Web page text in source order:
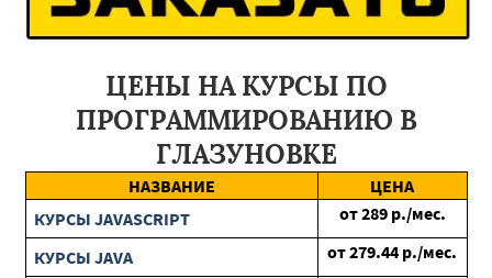
Высоковск Измайлово Краснозаводск Дедовск
Павловский Посад Зарайск Красноармейск Ногинск
Райчихинск Бурея Сковородино Новобурейский
Шимановск
Циолковский Ерофей Павлович
Белогорск Благовещенск Зея Завитинск Экимчан
Валуйки Яковлевка Северное
Строитель Вейделевка Ракитное Губкин Шебекино
Ивня Чернянка
ЦЕНЫ НА КУРСЫ ПО
ПРОГРАММИРОВАНИЮ В
ГЛАЗУНОВКЕ
НАЗВАНИЕ
ЦЕНА
КУРСЫ JAVASCRIPT
от289 р./мес.
КУРСЫ JAVA
от279.44 р./мес.